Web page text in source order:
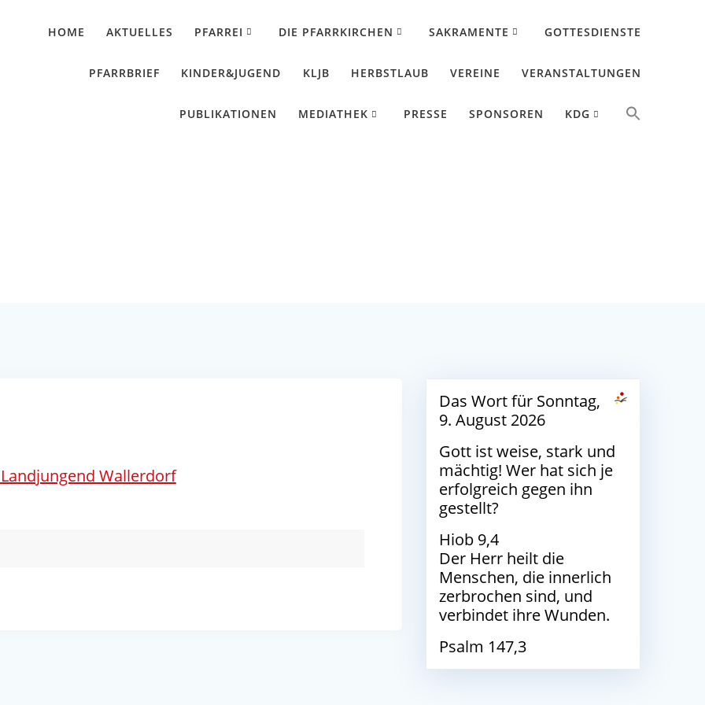
HOME AKTUELLES PFARREI DIE PFARRKIRCHEN SAKRAMENTE GOTTESDIENSTE
PFARRBRIEF KINDER&JUGEND KLJB HERBSTLAUB VEREINE VERANSTALTUNGEN
PUBLIKATIONEN MEDIATHEK PRESSE SPONSOREN KDG
Landjungend Wallerdorf
Das Wort für Sonntag,
9. August 2026
Gott ist weise, stark und
mächtig! Wer hat sich je
erfolgreich gegen ihn
gestellt?
Hiob 9,4
Der Herr heilt die
Menschen, die innerlich
zerbrochen sind, und
verbindet ihre Wunden.
Psalm 147,3